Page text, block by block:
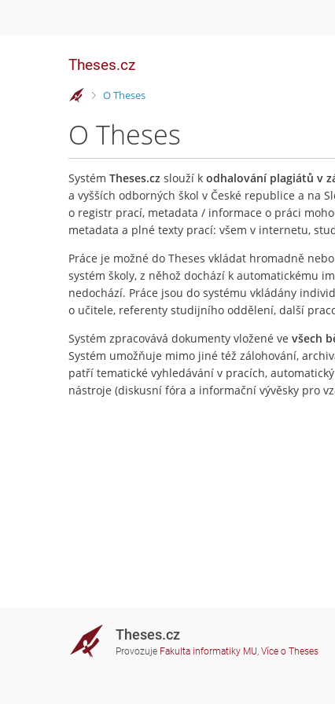
Theses.cz
>
O Theses
O Theses
Systém Theses.cz slouží k odhalování plagiátů v
a vyšších odborných škol v České republice a na
o registr prací, metadata / informace o práci
metadata a plné texty prací: všem v internetu,
Práce je možné do Theses vkládat hromadně
systém školy, z něhož dochází k automatickému
nedochází. Práce jsou do systému vkládány
o učitele, referenty studijního oddělení, další
Systém zpracovává dokumenty vložené ve všech
Systém umožňuje mimo jiné též zálohování,
patří tematické vyhledávání v pracích,
nástroje (diskusní fóra a informační vývěsky pro
Theses.cz
Provozuje Fakulta informatiky MU, Více o Theses